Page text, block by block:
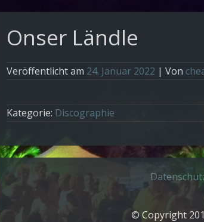
Onser Ländle
Veröffentlicht am 24. Januar 2022 | Von
Kategorie: Discographie
© Copyright